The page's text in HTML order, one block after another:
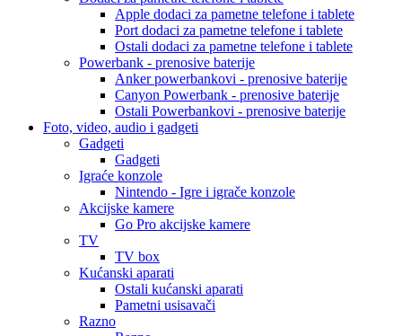
Apple dodaci za pametne telefone i tablete
Port dodaci za pametne telefone i tablete
Ostali dodaci za pametne telefone i tablete
Powerbank - prenosive baterije
Anker powerbankovi - prenosive baterije
Canyon Powerbank - prenosive baterije
Ostali Powerbankovi - prenosive baterije
Foto, video, audio i gadgeti
Gadgeti
Gadgeti
Igraće konzole
Nintendo - Igre i igrače konzole
Akcijske kamere
Go Pro akcijske kamere
TV
TV box
Kućanski aparati
Ostali kućanski aparati
Pametni usisavači
Razno